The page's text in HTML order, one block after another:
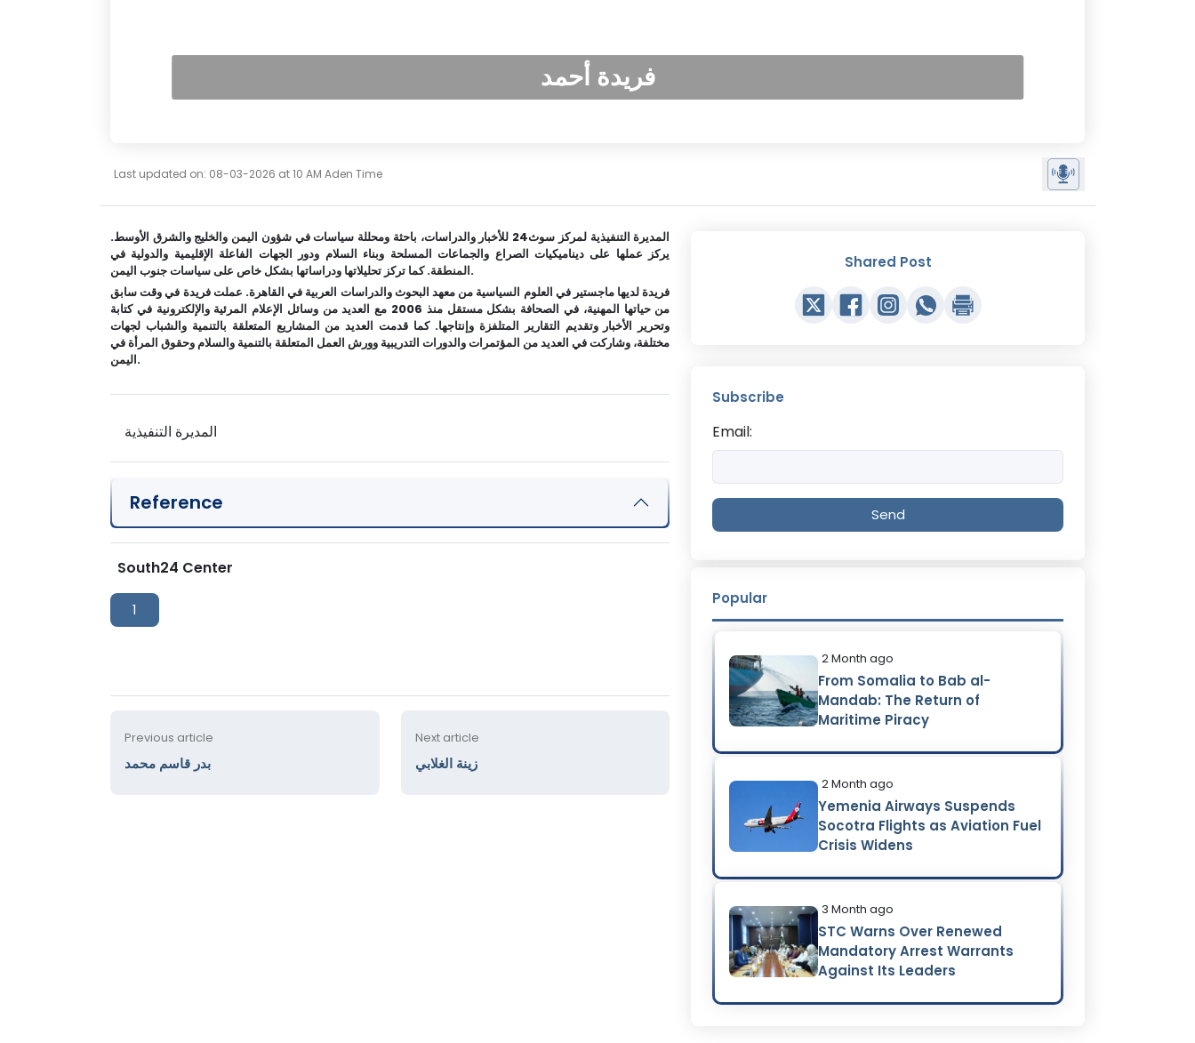
فريدة أحمد
Last updated on: 08-03-2026 at 10 AM Aden Time
المديرة التنفيذية لمركز سوث24 للأخبار والدراسات، باحثة ومحللة سياسات في شؤون اليمن والخليج والشرق الأوسط.
يركز عملها على ديناميكيات الصراع والجماعات المسلحة وبناء السلام ودور الجهات الفاعلة الإقليمية والدولية في
المنطقة. كما تركز تحليلاتها ودراساتها بشكل خاص على سياسات جنوب اليمن.
فريدة لديها ماجستير في العلوم السياسية من معهد البحوث والدراسات العربية في القاهرة. عملت فريدة في وقت سابق
من حياتها المهنية، في الصحافة بشكل مستقل منذ 2006 مع العديد من وسائل الإعلام المرئية والإلكترونية في كتابة
وتحرير الأخبار وتقديم التقارير المتلفزة وإنتاجها. كما قدمت العديد من المشاريع المتعلقة بالتنمية والشباب لجهات
مختلفة، وشاركت في العديد من المؤتمرات والدورات التدريبية وورش العمل المتعلقة بالتنمية والسلام وحقوق المرأة في
اليمن.
المديرة التنفيذية
Reference
South24 Center
1
Previous article
بدر قاسم محمد
Next article
زينة الغلابي
Shared Post
Subscribe
Email:
Send
Popular
2 Month ago
From Somalia to Bab al-
Mandab: The Return of
Maritime Piracy
2 Month ago
Yemenia Airways Suspends
Socotra Flights as Aviation Fuel
Crisis Widens
3 Month ago
STC Warns Over Renewed
Mandatory Arrest Warrants
Against Its Leaders